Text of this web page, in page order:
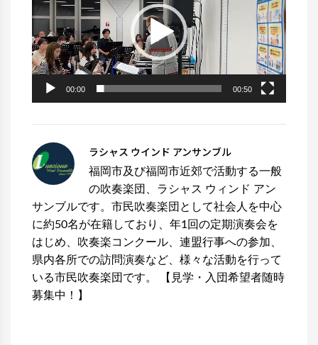
レ
ー
ヤ
ー
00:00 00:50
ラシャス ウインド アンサンブル
福岡市及び福岡市近郊で活動する一般
の吹奏楽団、ラシャス ウィンド アン
サンブルです。市民吹奏楽団として社会人を中心
に約50名が在籍しており、年1回の定期演奏会を
はじめ、吹奏楽コンクール、連盟行事への参加、
県内各所での訪問演奏など、様々な活動を行って
いる市民吹奏楽団です。 【見学・入団希望者随時
募集中！】